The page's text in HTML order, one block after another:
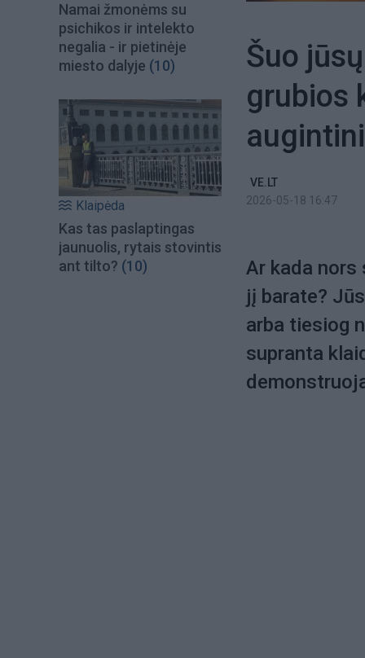
Namai žmonėms su
psichikos ir intelekto
negalia - ir pietinėje
miesto dalyje (10)
Klaipėda
Kas tas paslaptingas
jaunuolis, rytais stovintis
ant tilto? (10)
Šuo
grubios
VE.LT
2026-05-18 16:47
Ar kada
jį barate?
arba tiesiog
supranta